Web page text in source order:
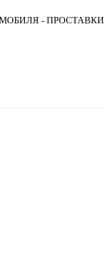
- ПРОСТАВКИ